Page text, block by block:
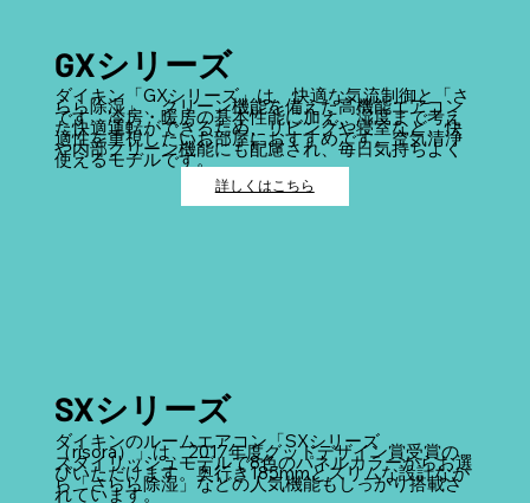
GXシリーズ
ダイキン「GXシリーズ」は、快適な気流制御と「さ
らら除湿」、クリーン機能を備えた高機能エアコン
です。冷房・暖房の基本性能に加え、湿度まで考え
た快適運転ができるため、リビングや寝室など、快
適性を重視したいお部屋におすすめです。空気清浄
や内部クリーン機能にも配慮され、毎日気持ちよく
使えるモデルです。
詳しくはこちら
SXシリーズ
ダイキンのルームエアコン「SXシリーズ
（risora）」は、2017年度グッドデザイン賞受賞の
スタイリッシュモデルで8色のパネルカラーからお選
びいただけます。奥行き185mmとスリムな設計なが
ら「さらら除湿」などの人気機能もしっかり搭載さ
れています。